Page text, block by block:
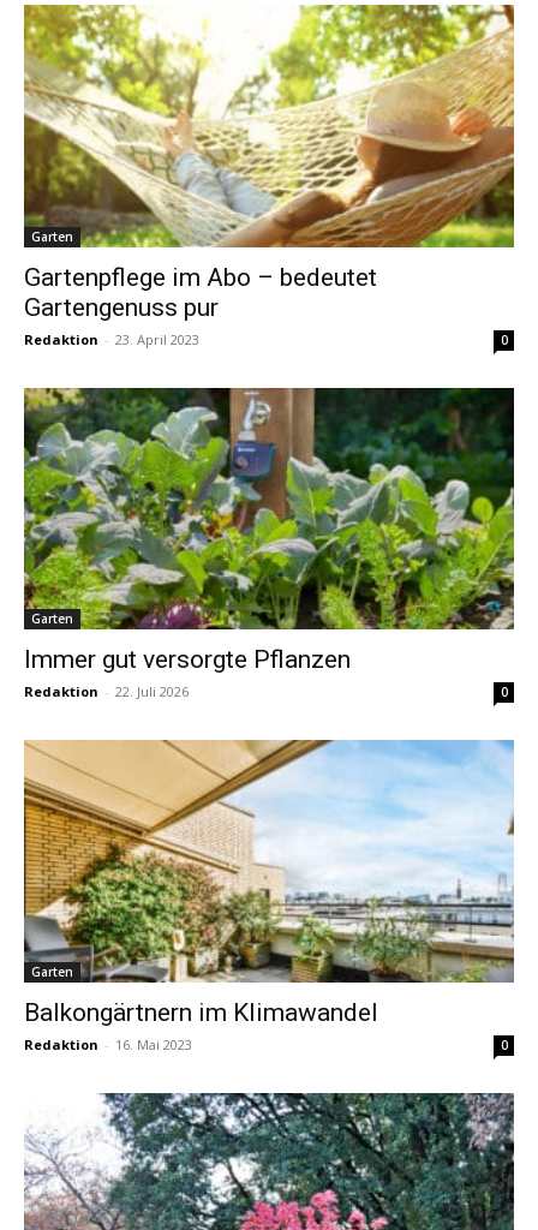
Garten
Gartenpflege im Abo – bedeutet
Gartengenuss pur
Redaktion - 23. April 2023 0
Garten
Immer gut versorgte Pflanzen
Redaktion - 22. Juli 2026 0
Garten
Balkongärtnern im Klimawandel
Redaktion - 16. Mai 2023 0